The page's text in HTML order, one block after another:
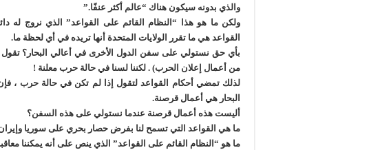
والذي بدونه سيكون هناك “عالم أكثر عنفًا.”
ولكن ما هو هذا “النظام القائم على القواعد” الذي نروج له
القواعد هي ما تقرر الولايات المتحدة أنها تريده في أي لحظة ما.
بأي حق نستولي على سفن الدول الأخرى في أعالي البحار؟ تقول
من أعمال إعلان الحرب) . لكننا لسنا في حالة حرب معلنة !
لذلك تمضي أحكام القواعد لتقول إذا لم تكن في حالة حرب ،
البحار هي أعمال قرصنة.
أليست هذه أعمال قرصنة عندما نستولي على هذه السفن؟
ما هي القواعد التي تسمح لنا بفرض حصار بحري على سوريا
ما هو “النظام القائم على القواعد” الذي ينص على أنه يمكننا